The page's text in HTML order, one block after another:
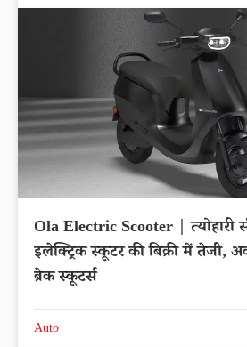
Ola Electric Scooter | त्योहारी
इलेक्ट्रिक स्कूटर की बिक्री में तेजी,
ब्रेक स्कूटर्स
Auto